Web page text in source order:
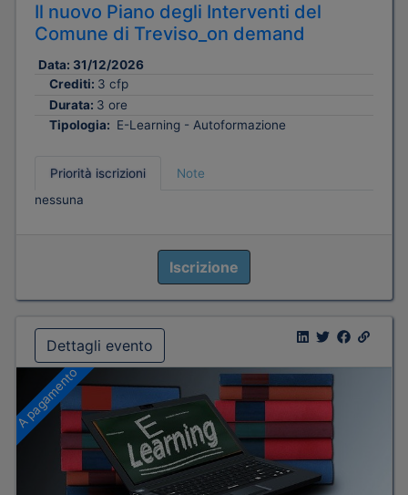
Il nuovo Piano degli Interventi del
Comune di Treviso_on demand
Data: 31/12/2026
Crediti: 3 cfp
Durata: 3 ore
Tipologia: E-Learning - Autoformazione
Priorità iscrizioni
Note
nessuna
Iscrizione
Dettagli evento
A pagamento